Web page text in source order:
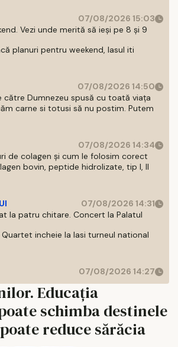
07/08/2026 15:03
Vezi unde merită să ieși pe 8 și 9
planuri pentru weekend, Iasul iti
07/08/2026 14:50
către Dumnezeu spusă cu toată viața
carne si totusi să nu postim. Putem
07/08/2026 14:34
de colagen și cum le folosim corect
bovin, peptide hidrolizate, tip I, II
07/08/2026 14:31
la patru chitare. Concert la Palatul
incheie la Iasi turneul national
07/08/2026 14:27
Educația
schimba destinele
reduce sărăcia